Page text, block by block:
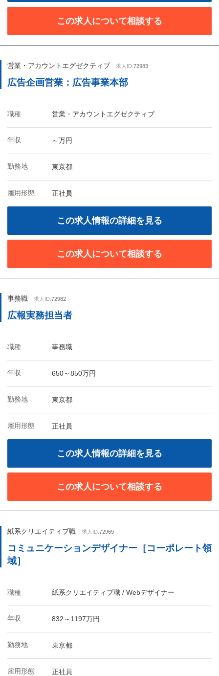
この求人について相談する
営業・アカウントエグゼクティブ 求人ID:72983
広告企画営業：広告事業本部
職種 営業・アカウントエグゼクティブ
年収 ～万円
勤務地 東京都
雇用形態 正社員
この求人情報の詳細を見る
この求人について相談する
事務職 求人ID:72982
広報実務担当者
職種 事務職
年収 650～850万円
勤務地 東京都
雇用形態 正社員
この求人情報の詳細を見る
この求人について相談する
紙系クリエイティブ職 求人ID:72969
コミュニケーションデザイナー［コーポレート領
域］
職種 紙系クリエイティブ職 / Webデザイナー
年収 832～1197万円
勤務地 東京都
雇用形態 正社員